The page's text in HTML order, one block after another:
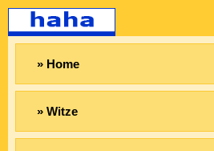
» Home
» Witze